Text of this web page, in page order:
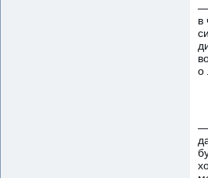
—
в
о
—